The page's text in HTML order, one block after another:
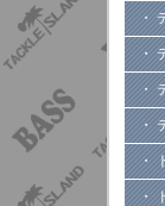
・
・
・
・
・
・